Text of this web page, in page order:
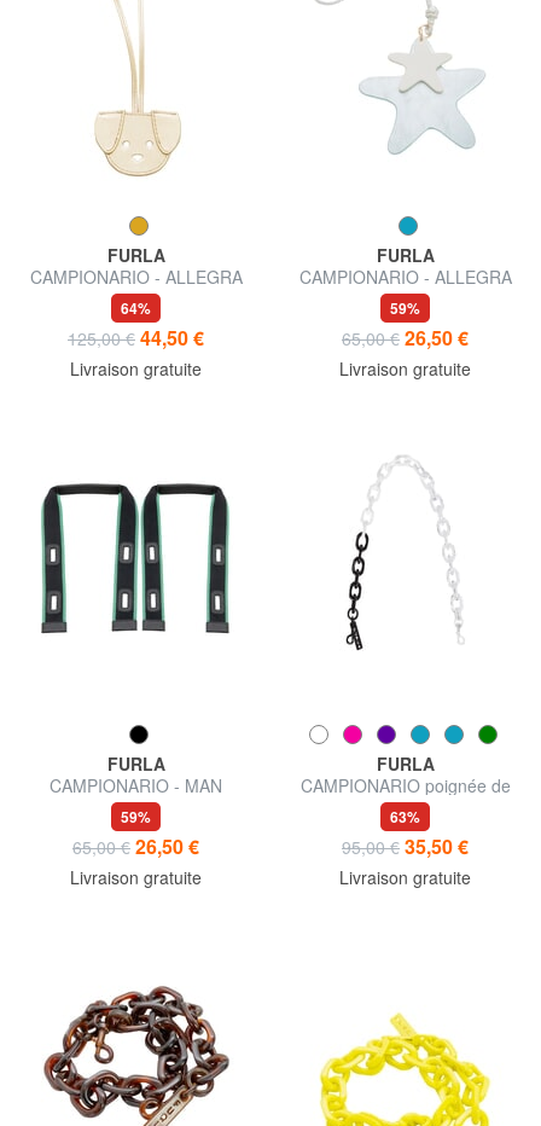
FURLA
CAMPIONARIO - ALLEGRA
charme en cuir
64%
125,00 € 44,50 €
Livraison gratuite
FURLA
CAMPIONARIO - ALLEGRA
Charme
59%
65,00 € 26,50 €
Livraison gratuite
FURLA
CAMPIONARIO - MAN
poignées de sac
59%
65,00 € 26,50 €
Livraison gratuite
FURLA
CAMPIONARIO poignée de
sac
63%
95,00 € 35,50 €
Livraison gratuite